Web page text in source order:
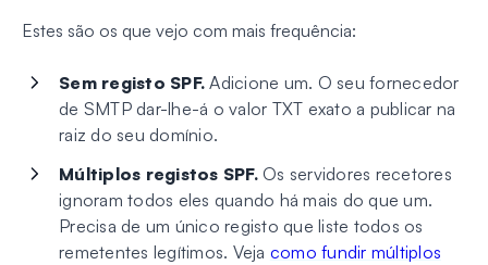
Estes são os que vejo com mais frequência:
Sem registo SPF. Adicione um. O seu fornecedor
de SMTP dar-lhe-á o valor TXT exato a publicar na
raiz do seu domínio.
Múltiplos registos SPF.Os servidores recetores
ignoram todos eles quando há mais do que um.
Precisa de um único registo que liste todos os
remetentes legítimos. Veja como fundir múltiplos